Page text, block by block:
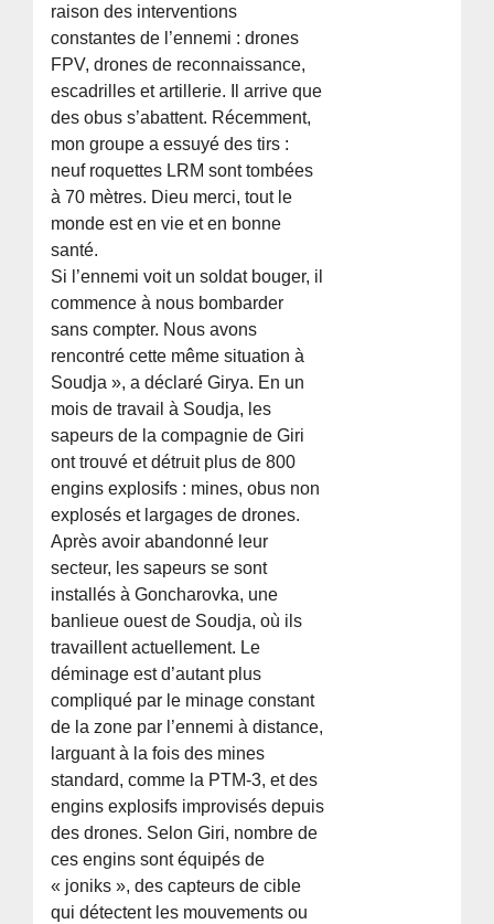
raison des interventions
constantes de l’ennemi : drones
FPV, drones de reconnaissance,
escadrilles et artillerie. Il arrive que
des obus s’abattent. Récemment,
mon groupe a essuyé des tirs :
neuf roquettes LRM sont tombées
à 70 mètres. Dieu merci, tout le
monde est en vie et en bonne
santé.
Si l’ennemi voit un soldat bouger, il
commence à nous bombarder
sans compter. Nous avons
rencontré cette même situation à
Soudja », a déclaré Girya. En un
mois de travail à Soudja, les
sapeurs de la compagnie de Giri
ont trouvé et détruit plus de 800
engins explosifs : mines, obus non
explosés et largages de drones.
Après avoir abandonné leur
secteur, les sapeurs se sont
installés à Goncharovka, une
banlieue ouest de Soudja, où ils
travaillent actuellement. Le
déminage est d’autant plus
compliqué par le minage constant
de la zone par l’ennemi à distance,
larguant à la fois des mines
standard, comme la PTM-3, et des
engins explosifs improvisés depuis
des drones. Selon Giri, nombre de
ces engins sont équipés de
« joniks », des capteurs de cible
qui détectent les mouvements ou